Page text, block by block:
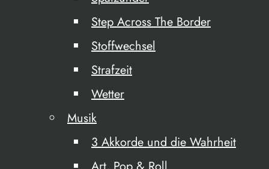
Step Across The Border
Stoffwechsel
Strafzeit
Wetter
Musik
3 Akkorde und die Wahrheit